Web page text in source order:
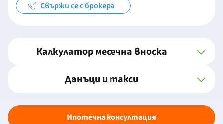
Свържи се с брокера
Калкулатор месечна вноска
Данъци и такси
Ипотечна консултация